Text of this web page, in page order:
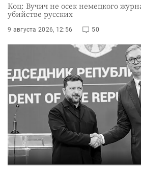
Коц: Вучич не осек немецкого
убийстве русских
9 августа 2026, 12:56 50